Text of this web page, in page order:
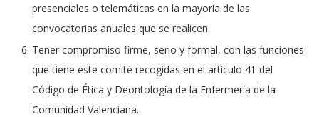
presenciales o telemáticas en la mayoría de las
convocatorias anuales que se realicen.
Tener compromiso firme, serio y formal, con las funciones
que tiene este comité recogidas en el artículo 41 del
Código de Ética y Deontología de la Enfermería de la
Comunidad Valenciana.